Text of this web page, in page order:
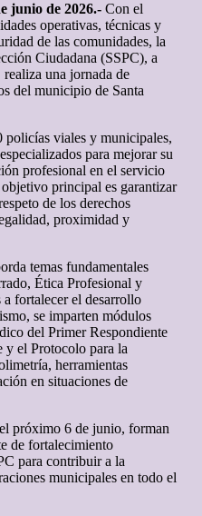
junio de 2026.- Con el
operativas, técnicas y
de las comunidades, la
Ciudadana (SSPC), a
una jornada de
del municipio de Santa
policías viales y municipales,
para mejorar su
profesional en el servicio
principal es garantizar
de los derechos
proximidad y
temas fundamentales
Ética Profesional y
fortalecer el desarrollo
se imparten módulos
del Primer Respondiente
y el Protocolo para la
herramientas
en situaciones de
próximo 6 de junio, forman
de fortalecimiento
para contribuir a la
municipales en todo el